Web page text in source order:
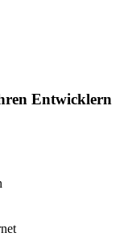
Entwicklern